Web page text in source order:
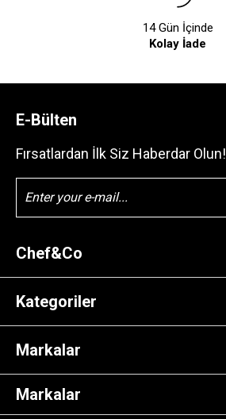
14 Gün İçinde
Kolay İade
E-Bülten
Fırsatlardan İlk Siz Haberdar Olun!
Chef&Co
Kategoriler
Markalar
Markalar